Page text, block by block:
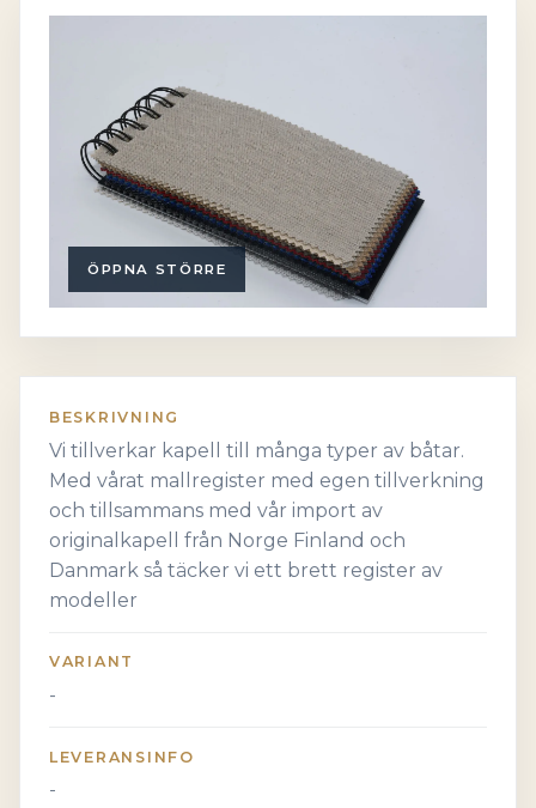
ÖPPNA STÖRRE
BESKRIVNING
Vi tillverkar kapell till många typer av båtar.
Med vårat mallregister med egen tillverkning
och tillsammans med vår import av
originalkapell från Norge Finland och
Danmark så täcker vi ett brett register av
modeller
VARIANT
-
LEVERANSINFO
-